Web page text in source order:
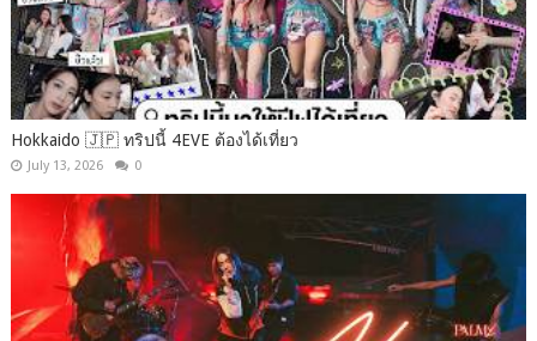
Hokkaido 🇯🇵 ทริปนี้ 4EVE ต้องได้เที่ยว
July 13, 2026 0